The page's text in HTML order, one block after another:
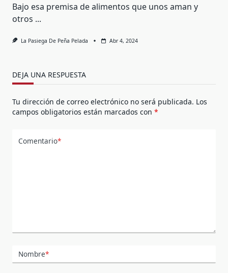
Bajo esa premisa de alimentos que unos aman y
otros ...
La Pasiega De Peña Pelada Abr 4, 2024
DEJA UNA RESPUESTA
Tu dirección de correo electrónico no será publicada. Los
campos obligatorios están marcados con *
Comentario*
Nombre*